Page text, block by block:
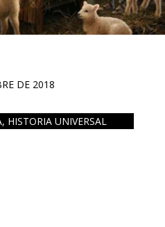
DE 2018
, HISTORIA UNIVERSAL